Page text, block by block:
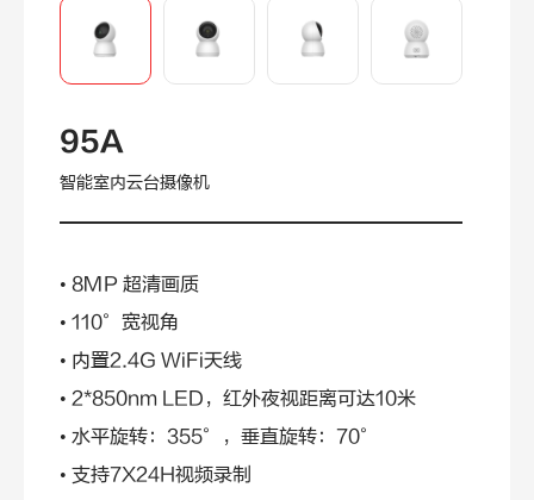
95A
智能室内云台摄像机
• 8MP 超清画质
• 110°宽视角
• 内置2.4G WiFi天线
• 2*850nm LED，红外夜视距离可达10米
• 水平旋转：355°，垂直旋转：70°
• 支持7X24H视频录制